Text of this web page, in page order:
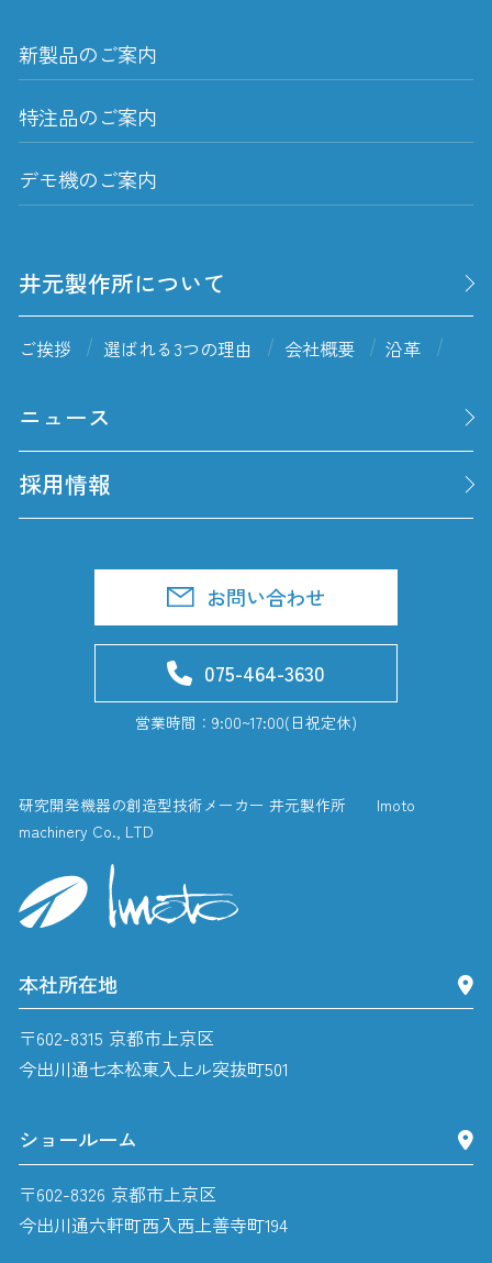
新製品のご案内
特注品のご案内
デモ機のご案内
井元製作所について
ご挨拶 選ばれる3つの理由 会社概要 沿革
ニュース
採用情報
お問い合わせ
075-464-3630
営業時間：9:00~17:00(日祝定休)
研究開発機器の創造型技術メーカー 井元製作所 Imoto
machinery Co., LTD
本社所在地
〒602-8315 京都市上京区
今出川通七本松東入上ル突抜町501
ショールーム
〒602-8326 京都市上京区
今出川通六軒町西入西上善寺町194